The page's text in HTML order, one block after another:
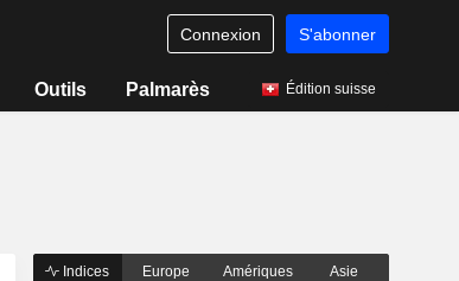
Connexion S'abonner
Outils Palmarès Édition suisse
Indices Europe Amériques Asie